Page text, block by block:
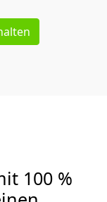
100 %